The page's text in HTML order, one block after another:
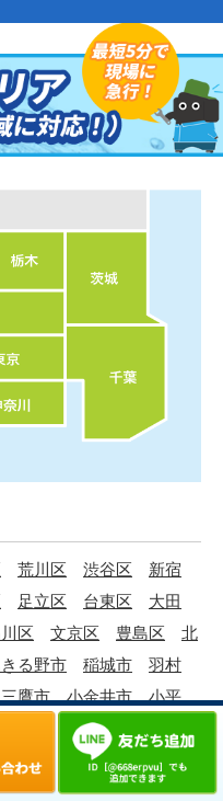
荒川区 渋谷区
新宿
足立区 台東区
大田
区 文京区 豊島区
北
る野市 稲城市
羽村
三鷹市 小金井市
小平
青梅市
東村山市 東大和市
日
市 武蔵野市 福生市